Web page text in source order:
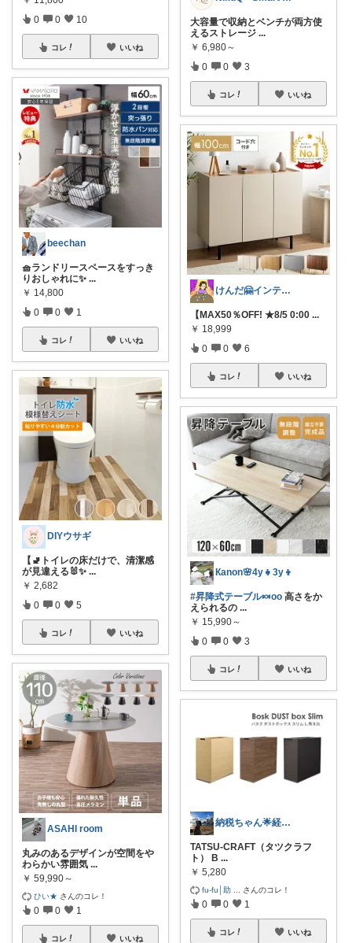
0 0 10
コレ いいね
beechan
🧺ランドリースペースをすっき
りおしゃれに✨ ...
￥ 14,800
0 0 1
コレ いいね
DIYウサギ
【🚽トイレの床だけで、清潔感
が見違える🐰✨ ...
￥ 2,682
0 0 5
コレ いいね
ASAHI room
丸みのあるデザインが空間をや
わらかい雰囲気 ...
￥ 59,990～
ひい★ さんのコレ！
0 0 1
コレ いいね
大容量で収納とベンチが両方使
えるストレージ ...
￥ 6,980～
0 0 3
コレ いいね
けんだ🤗インテリア多め
【MAX50％OFF! ★8/5 0:00 ...
￥ 18,999
0 0 6
コレ いいね
Кanon🌸4y👧3y👦
#昇降式テーブル🍬oo 高さをか
えられるの ...
￥ 15,990～
0 0 3
コレ いいね
納税ちゃん🌟経由購入★
TATSU-CRAFT（タツクラフ
ト） B ...
￥ 5,280
fu-fu│助 さんのコレ！
0 0 1
コレ いいね